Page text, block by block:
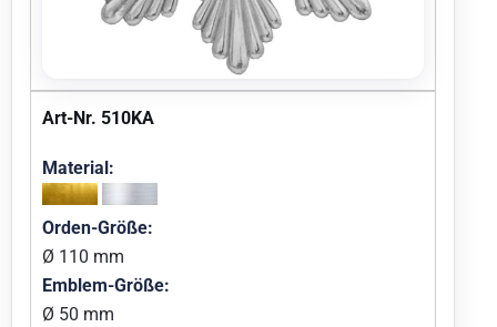
Art-Nr. 510KA
Material:
Orden-Größe:
Ø 110 mm
Emblem-Größe:
Ø 50 mm